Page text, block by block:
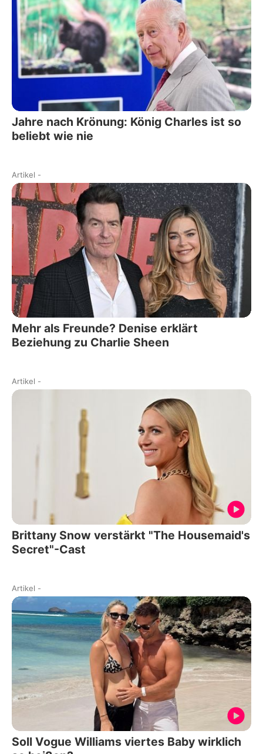
Jahre nach Krönung: König Charles ist so
beliebt wie nie
Artikel -
Mehr als Freunde? Denise erklärt
Beziehung zu Charlie Sheen
Artikel -
Brittany Snow verstärkt "The Housemaid's
Secret"-Cast
Artikel -
Soll Vogue Williams viertes Baby wirklich